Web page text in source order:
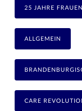
25 JAHRE
ALLGEMEIN
CARE